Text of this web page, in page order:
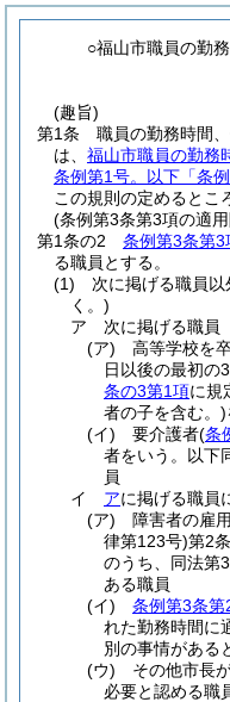
○福山市職員の勤
(趣旨)
第1条
職員の勤務時間
は、 福山市職員の勤務
条例第1号。以下「条
この規則の定めるとこ
(条例第3条第3項の適
第1条の2
条例第3条第3
る職員とする。
(1)
次に掲げる職員以
く。)
ア
次に掲げる職員
(ア)
高等学校を
日以後の最初の
条の3第1項に規
者の子を含む。)
(イ)
要介護者(条
者をいう。以下
員
イ
アに掲げる職員
(ア)
障害者の雇
律第123号)第2
のうち、同法第
ある職員
(イ)
条例第3条第
れた勤務時間に
別の事情がある
(ウ)
その他市長
必要と認める職